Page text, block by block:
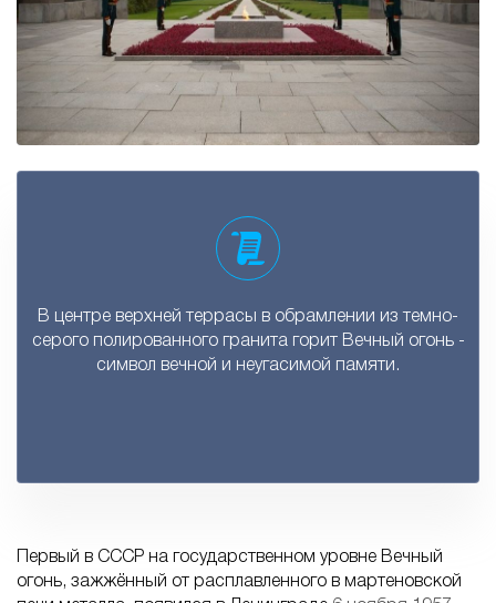
В центре верхней террасы в обрамлении из темно-
серого полированного гранита горит Вечный огонь -
символ вечной и неугасимой памяти.
Первый в СССР на государственном уровне Вечный
огонь, зажжённый от расплавленного в мартеновской